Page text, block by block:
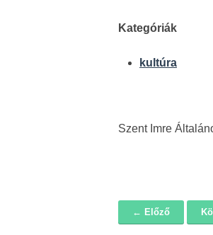
Kategóriák
kultúra
Szent Imre
← Előző